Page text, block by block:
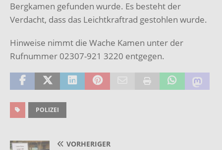
Bergkamen gefunden wurde. Es besteht der
Verdacht, dass das Leichtkraftrad gestohlen wurde.
Hinweise nimmt die Wache Kamen unter der
Rufnummer 02307-921 3220 entgegen.
POLIZEI
VORHERIGER